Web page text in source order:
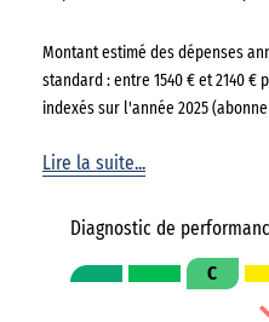
Montant estimé des dépenses
standard : entre 1540 € et 2140 €
indexés sur l'année 2025
Lire la suite...
Diagnostic de
C